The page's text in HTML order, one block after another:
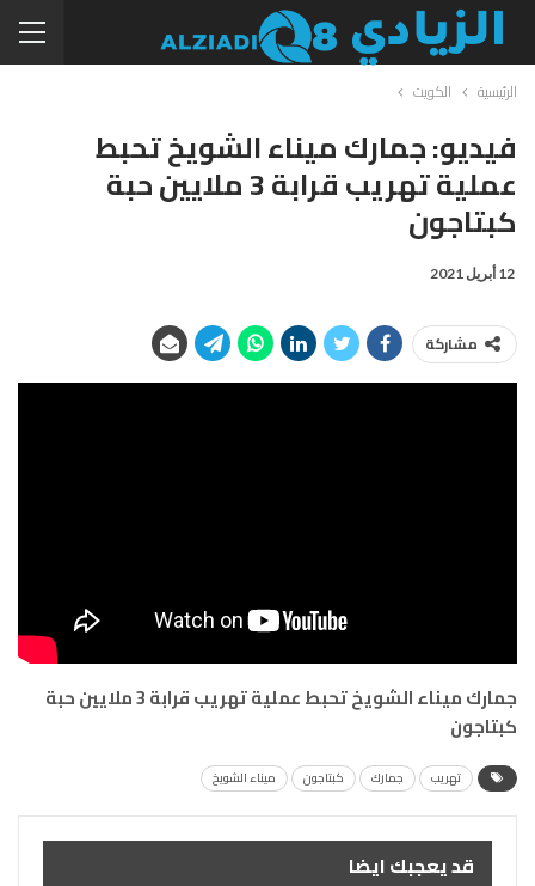
الرئيسية الكويت
فيديو: جمارك ميناء الشويخ تحبط
عملية تهريب قرابة 3 ملايين حبة
كبتاجون
12 أبريل 2021
مشاركة
جمارك ميناء الشويخ تحبط عملية تهريب قرابة 3 ملايين حبة
كبتاجون
تهريب جمارك كبتاجون ميناء الشويخ
قد يعجبك ايضا